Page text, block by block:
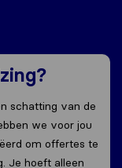
schatting van de
we voor jou
om offertes te
Je hoeft alleen